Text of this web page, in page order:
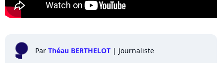
Par Théau BERTHELOT | Journaliste